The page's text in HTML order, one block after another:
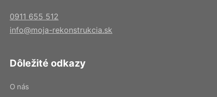
0911 655 512
info@moja-rekonstrukcia.sk
Dôležité odkazy
O nás